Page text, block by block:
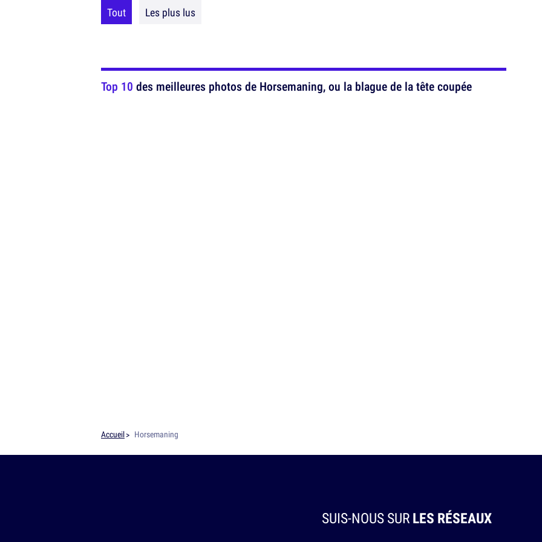
Tout Les plus lus
Top 10 des meilleures photos de Horsemaning, ou la blague de la tête coupée
Accueil Horsemaning
SUIS-NOUS SURLES RÉSEAUX